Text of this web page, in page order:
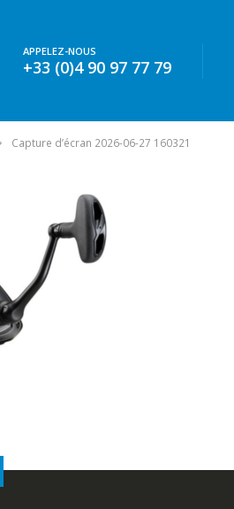
APPELEZ-NOUS
+33 (0)4 90 97 77 79
Capture d’écran 2026-06-27 160321